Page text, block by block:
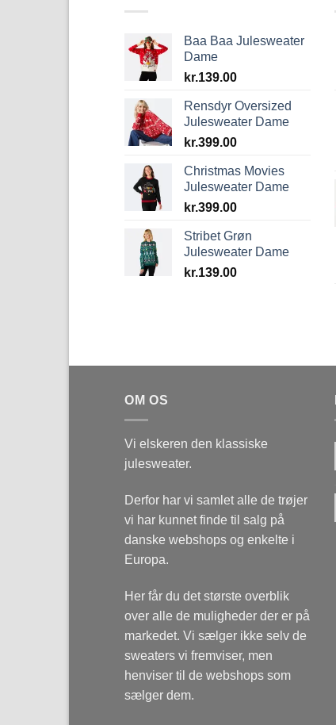
Baa Baa Julesweater
Dame
kr.139.00
Rensdyr Oversized
Julesweater Dame
kr.399.00
Christmas Movies
Julesweater Dame
kr.399.00
Stribet Grøn
Julesweater Dame
kr.139.00
OM OS
Vi elskeren den klassiske
julesweater.
Derfor har vi samlet alle de trøjer
vi har kunnet finde til salg på
danske webshops og enkelte i
Europa.
Her får du det største overblik
over alle de muligheder der er på
markedet. Vi sælger ikke selv de
sweaters vi fremviser, men
henviser til de webshops som
sælger dem.